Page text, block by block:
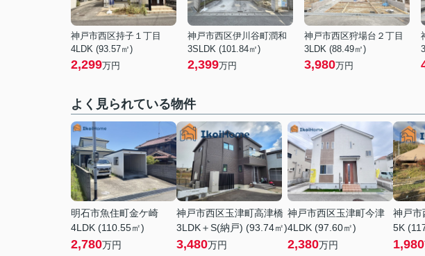
神戸市西区持子１丁目
4LDK (93.57㎡)
2,299万円
神戸市西区伊川谷町潤和
3SLDK (101.84㎡)
2,399万円
神戸市西区狩場台２丁目
3LDK (88.49㎡)
3,980万円
よく見られている物件
明石市魚住町金ケ崎
4LDK (110.55㎡)
2,780万円
神戸市西区玉津町高津橋
3LDK＋S(納戸) (93.74㎡)
3,480万円
神戸市西区玉津町今津
4LDK (97.60㎡)
2,380万円
神戸市
5K
1,980